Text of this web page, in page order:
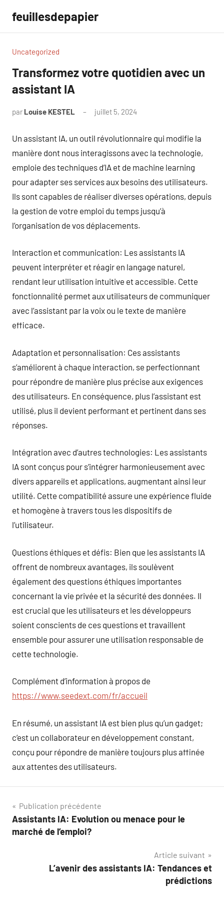
contenu
feuillesdepapier
Uncategorized
Transformez votre quotidien avec un
assistant IA
par Louise KESTEL juillet 5, 2024
Un assistant IA, un outil révolutionnaire qui modifie la
manière dont nous interagissons avec la technologie,
emploie des techniques d’IA et de machine learning
pour adapter ses services aux besoins des utilisateurs.
Ils sont capables de réaliser diverses opérations, depuis
la gestion de votre emploi du temps jusqu’à
l’organisation de vos déplacements.
Interaction et communication: Les assistants IA
peuvent interpréter et réagir en langage naturel,
rendant leur utilisation intuitive et accessible. Cette
fonctionnalité permet aux utilisateurs de communiquer
avec l’assistant par la voix ou le texte de manière
efficace.
Adaptation et personnalisation: Ces assistants
s’améliorent à chaque interaction, se perfectionnant
pour répondre de manière plus précise aux exigences
des utilisateurs. En conséquence, plus l’assistant est
utilisé, plus il devient performant et pertinent dans ses
réponses.
Intégration avec d’autres technologies: Les assistants
IA sont conçus pour s’intégrer harmonieusement avec
divers appareils et applications, augmentant ainsi leur
utilité. Cette compatibilité assure une expérience fluide
et homogène à travers tous les dispositifs de
l’utilisateur.
Questions éthiques et défis: Bien que les assistants IA
offrent de nombreux avantages, ils soulèvent
également des questions éthiques importantes
concernant la vie privée et la sécurité des données. Il
est crucial que les utilisateurs et les développeurs
soient conscients de ces questions et travaillent
ensemble pour assurer une utilisation responsable de
cette technologie.
Complément d’information à propos de
https://www.seedext.com/fr/accueil
En résumé, un assistant IA est bien plus qu’un gadget;
c’est un collaborateur en développement constant,
conçu pour répondre de manière toujours plus affinée
aux attentes des utilisateurs.
Navigation
de
Publication précédente
Assistants IA: Evolution ou menace pour le
marché de l’emploi?
Article suivant
L’avenir des assistants IA: Tendances et
prédictions